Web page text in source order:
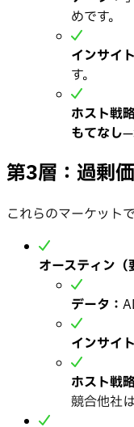
めです。
インサイ
す。
ホスト戦
もてなし—
第3層：過剰
これらのマーケット
オースティン（
データ：
インサイ
ホスト戦
競合他社